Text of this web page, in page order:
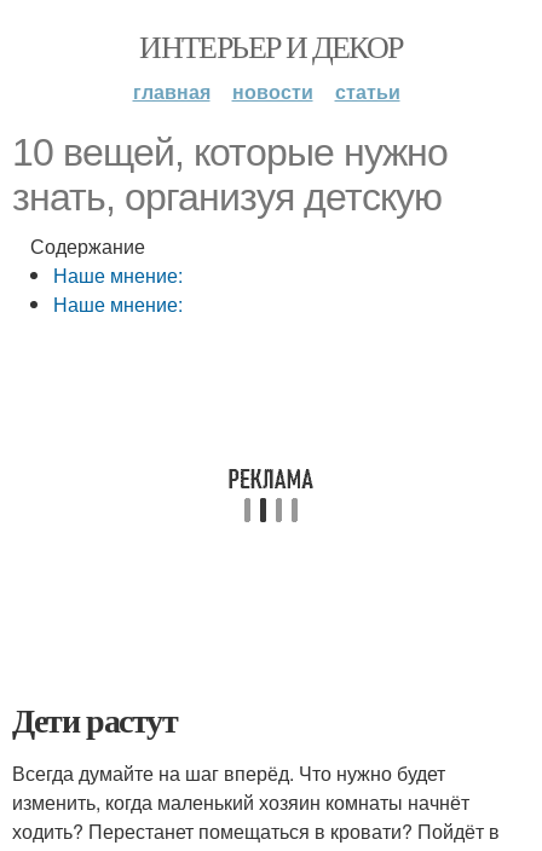
ИНТЕРЬЕР И ДЕКОР
главная новости статьи
10 вещей, которые нужно
знать, организуя детскую
Содержание
Наше мнение:
Наше мнение:
Дети растут
Всегда думайте на шаг вперёд. Что нужно будет
изменить, когда маленький хозяин комнаты начнёт
ходить? Перестанет помещаться в кровати? Пойдёт в